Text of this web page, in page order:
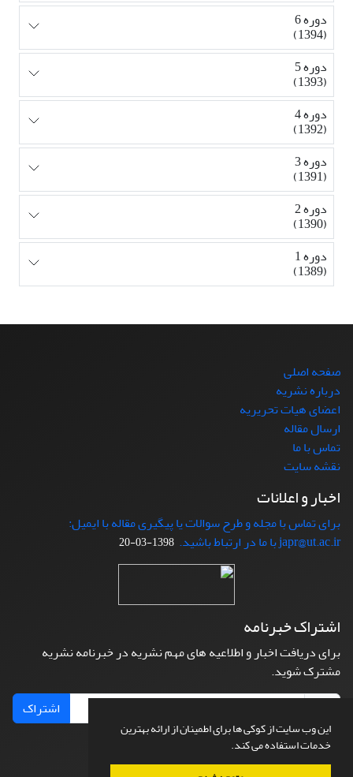
این وب سایت از کوکی ها برای اطمینان از ارائه بهترین
خدمات استفاده می کند.
دوره 6
(1394)
دوره 5
(1393)
دوره 4
(1392)
دوره 3
(1391)
دوره 2
(1390)
دوره 1
(1389)
صفحه اصلی
درباره نشریه
اعضای هیات تحریریه
ارسال مقاله
تماس با ما
نقشه سایت
اخبار و اعلانات
برای تماس با مجله و طرح سوالات یا پیگیری مقاله با ایمیل:
japr@ut.ac.ir با ما در ارتباط باشید.
1398-03-20
اشتراک خبرنامه
برای دریافت اخبار و اطلاعیه های مهم نشریه در خبرنامه نشریه
مشترک شوید.
اشتراک